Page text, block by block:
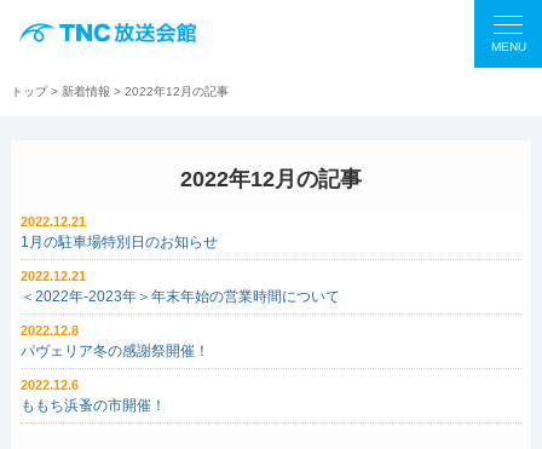
MENU
トップ> 新着情報 > 2022年12月の記事
2022年12月の記事
2022.12.21
1月の駐車場特別日のお知らせ
2022.12.21
＜2022年-2023年＞年末年始の営業時間について
2022.12.8
パヴェリア冬の感謝祭開催！
2022.12.6
ももち浜蚤の市開催！